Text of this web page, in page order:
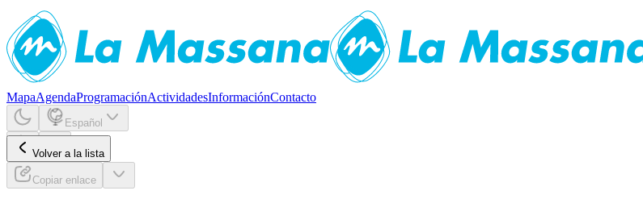
MapaAgendaProgramaciónActividadesInformaciónContacto
Español
Volver a la lista
Copiar enlace